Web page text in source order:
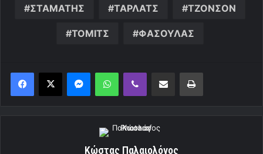
ΣΤΑΜΑΤΗΣ ΤΑΡΛΑΤΣ ΤΖΟΝΣΟΝ
ΤΟΜΙΤΣ ΦΑΣΟΥΛΑΣ
MessengerWhatsAppViber Κοινοποίηση μέσω ηλεκτρονικού ταχυδρομείουΕκτύπωση
Κώστας Παλαιολόγος